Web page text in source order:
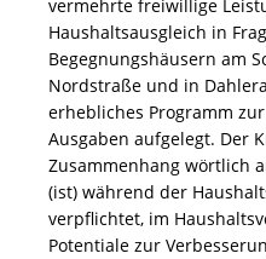
vermehrte freiwillige
Haushaltsausgleich in
Begegnungshäusern am
Nordstraße und in
erhebliches Programm
Ausgaben aufgelegt. Der
Zusammenhang wörtlich
(ist) während der
verpflichtet, im
Potentiale zur